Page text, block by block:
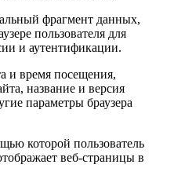
фрагмент данных,
пользователя для
и аутентификации.
и время посещения,
название и версия
параметры браузера
которой пользователь
веб-страницы в